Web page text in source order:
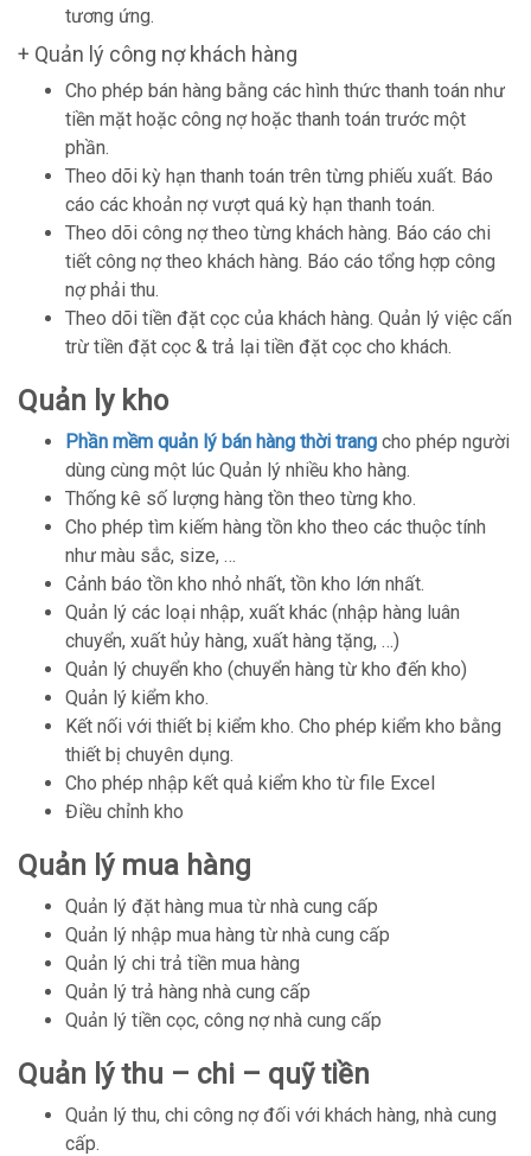
tương ứng.
+ Quản lý công nợ khách hàng
Cho phép bán hàng bằng các hình thức thanh toán như
tiền mặt hoặc công nợ hoặc thanh toán trước một
phần.
Theo dõi kỳ hạn thanh toán trên từng phiếu xuất. Báo
cáo các khoản nợ vượt quá kỳ hạn thanh toán.
Theo dõi công nợ theo từng khách hàng. Báo cáo chi
tiết công nợ theo khách hàng. Báo cáo tổng hợp công
nợ phải thu.
Theo dõi tiền đặt cọc của khách hàng. Quản lý việc cấn
trừ tiền đặt cọc & trả lại tiền đặt cọc cho khách.
Quản ly kho
Phần mềm quản lý bán hàng thời trang cho phép người
dùng cùng một lúc Quản lý nhiều kho hàng.
Thống kê số lượng hàng tồn theo từng kho.
Cho phép tìm kiếm hàng tồn kho theo các thuộc tính
như màu sắc, size, …
Cảnh báo tồn kho nhỏ nhất, tồn kho lớn nhất.
Quản lý các loại nhập, xuất khác (nhập hàng luân
chuyển, xuất hủy hàng, xuất hàng tặng, …)
Quản lý chuyển kho (chuyển hàng từ kho đến kho)
Quản lý kiểm kho.
Kết nối với thiết bị kiểm kho. Cho phép kiểm kho bằng
thiết bị chuyên dụng.
Cho phép nhập kết quả kiểm kho từ file Excel
Điều chỉnh kho
Quản lý mua hàng
Quản lý đặt hàng mua từ nhà cung cấp
Quản lý nhập mua hàng từ nhà cung cấp
Quản lý chi trả tiền mua hàng
Quản lý trả hàng nhà cung cấp
Quản lý tiền cọc, công nợ nhà cung cấp
Quản lý thu – chi – quỹ tiền
Quản lý thu, chi công nợ đối với khách hàng, nhà cung
cấp.